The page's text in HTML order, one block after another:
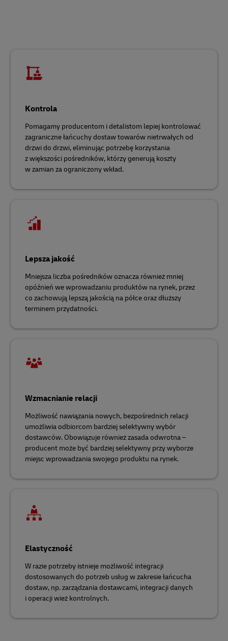
Kontrola
Pomagamy producentom i detalistom lepiej kontrolować
zagraniczne łańcuchy dostaw towarów nietrwałych od
drzwi do drzwi, eliminując potrzebę korzystania
z większości pośredników, którzy generują koszty
w zamian za ograniczony wkład.
Lepsza jakość
Mniejsza liczba pośredników oznacza również mniej
opóźnień we wprowadzaniu produktów na rynek, przez
co zachowują lepszą jakością na półce oraz dłuższy
terminem przydatności.
Wzmacnianie relacji
Możliwość nawiązania nowych, bezpośrednich relacji
umożliwia odbiorcom bardziej selektywny wybór
dostawców. Obowiązuje również zasada odwrotna –
producent może być bardziej selektywny przy wyborze
miejsc wprowadzania swojego produktu na rynek.
Elastyczność
W razie potrzeby istnieje możliwość integracji
dostosowanych do potrzeb usług w zakresie łańcucha
dostaw, np. zarządzania dostawcami, integracji danych
i operacji wież kontrolnych.